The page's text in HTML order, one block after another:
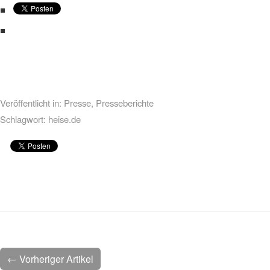
Veröffentlicht in: Presse, Presseberichte
Schlagwort: heise.de
← Vorheriger Artikel